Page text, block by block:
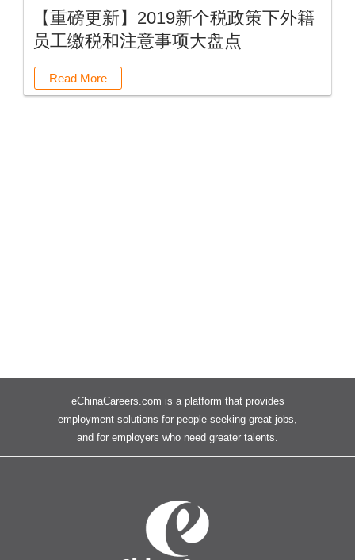
【重磅更新】2019新个税政策下外籍
员工缴税和注意事项大盘点
Read More
eChinaCareers.com is a platform that provides
employment solutions for people seeking great jobs,
and for employers who need greater talents.